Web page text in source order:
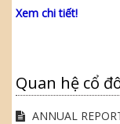
Xem chi tiết!
Quan hệ cổ
ANNUAL